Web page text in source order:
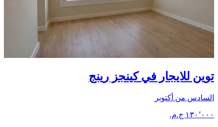
توين للايجار في كينجز رينج
السادس من أكتوبر